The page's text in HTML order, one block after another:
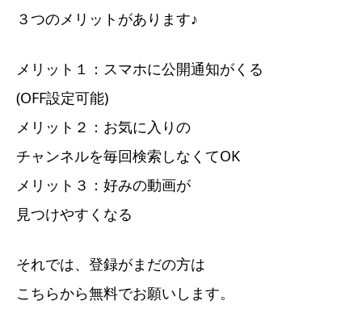
３つのメリットがあります♪
メリット１：スマホに公開通知がくる
(OFF設定可能)
メリット２：お気に入りの
チャンネルを毎回検索しなくてOK
メリット３：好みの動画が
見つけやすくなる
それでは、登録がまだの方は
こちらから無料でお願いします。